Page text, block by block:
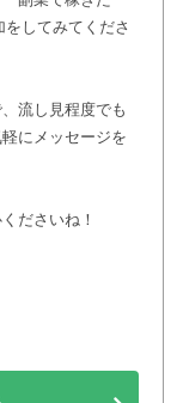
してみてくださ
流し見程度でも
にメッセージを
ださいね！